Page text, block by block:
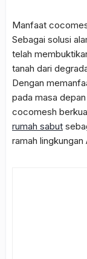
Manfaat
Sebagai solusi
telah
tanah dari
Dengan
pada masa
cocomesh
rumah sabut
ramah lingkungan